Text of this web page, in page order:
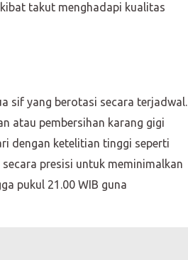
takut menghadapi kualitas
sif yang berotasi secara terjadwal.
atau pembersihan karang gigi
dengan ketelitian tinggi seperti
presisi untuk meminimalkan
pukul 21.00 WIB guna